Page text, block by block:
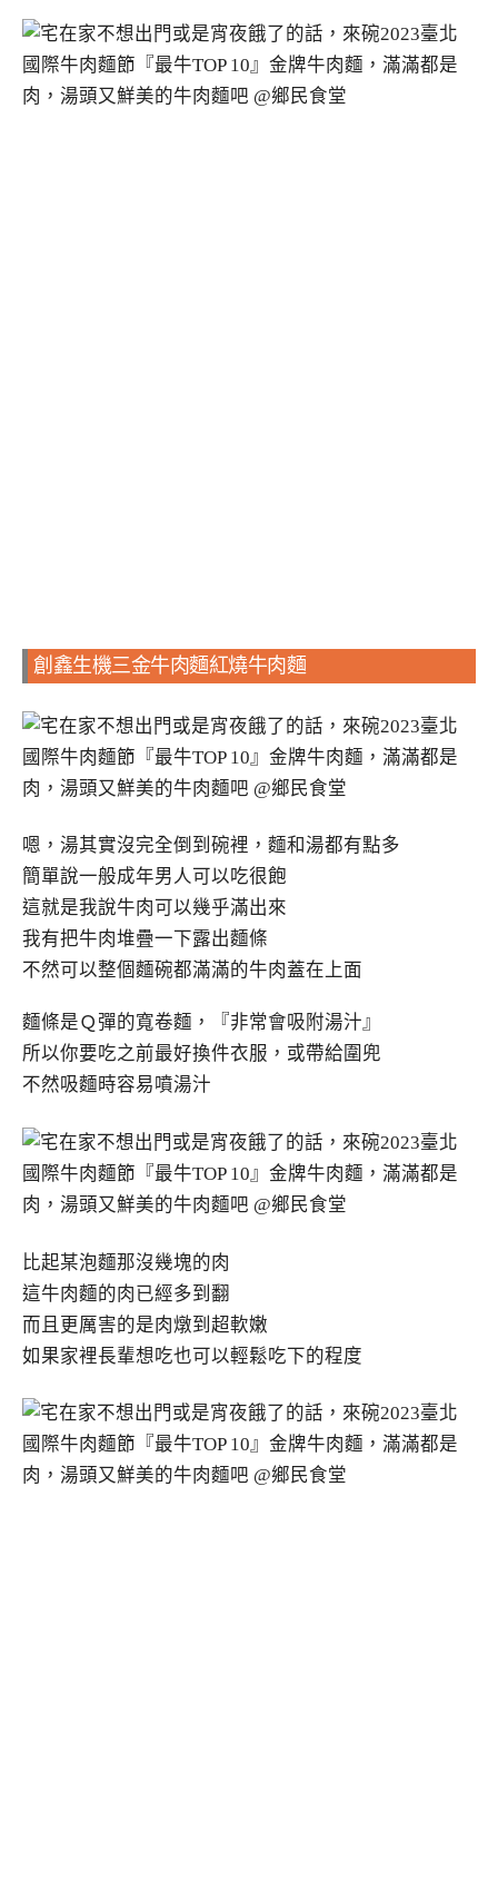
創鑫生機三金牛肉麵紅燒牛肉麵
嗯，湯其實沒完全倒到碗裡，麵和湯都有點多
簡單說一般成年男人可以吃很飽
這就是我說牛肉可以幾乎滿出來
我有把牛肉堆疊一下露出麵條
不然可以整個麵碗都滿滿的牛肉蓋在上面
麵條是Ｑ彈的寬卷麵，『非常會吸附湯汁』
所以你要吃之前最好換件衣服，或帶給圍兜
不然吸麵時容易噴湯汁
比起某泡麵那沒幾塊的肉
這牛肉麵的肉已經多到翻
而且更厲害的是肉燉到超軟嫩
如果家裡長輩想吃也可以輕鬆吃下的程度